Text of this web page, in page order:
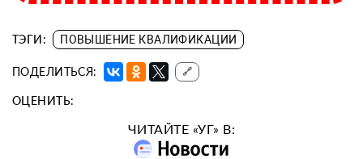
ТЭГИ: ПОВЫШЕНИЕ КВАЛИФИКАЦИИ
ПОДЕЛИТЬСЯ: 🔗
ОЦЕНИТЬ:
ЧИТАЙТЕ «УГ» В: